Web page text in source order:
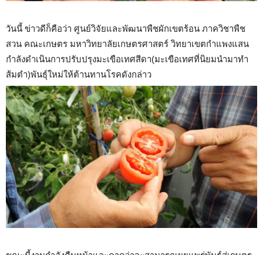
วันนี้ ข่าวดีก็คือว่า ศูนย์วิจัยและพัฒนาพืชผักเขตร้อน ภาควิชาพืช
สวน คณะเกษตร มหาวิทยาลัยเกษตรศาสตร์ วิทยาเขตกำแพงแสน
กำลังดำเนินการปรับปรุงมะเขือเทศสีดา(มะเขือเทศที่นิยมนำมาทำ
ส้มตำ)พันธุ์ใหม่ให้ต้านทานโรคดังกล่าว